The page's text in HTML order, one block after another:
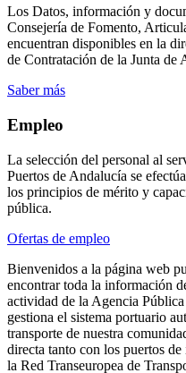
Los Datos, información y
Consejería de Fomento,
encuentran disponibles en la
de Contratación de la Junta de
Saber más
Empleo
La selección del personal al
Puertos de Andalucía se
los principios de mérito y
pública.
Ofertas de empleo
Bienvenidos a la página web
encontrar toda la información
actividad de la Agencia
gestiona el sistema portuario
transporte de nuestra
directa tanto con los puertos
la Red Transeuropea de